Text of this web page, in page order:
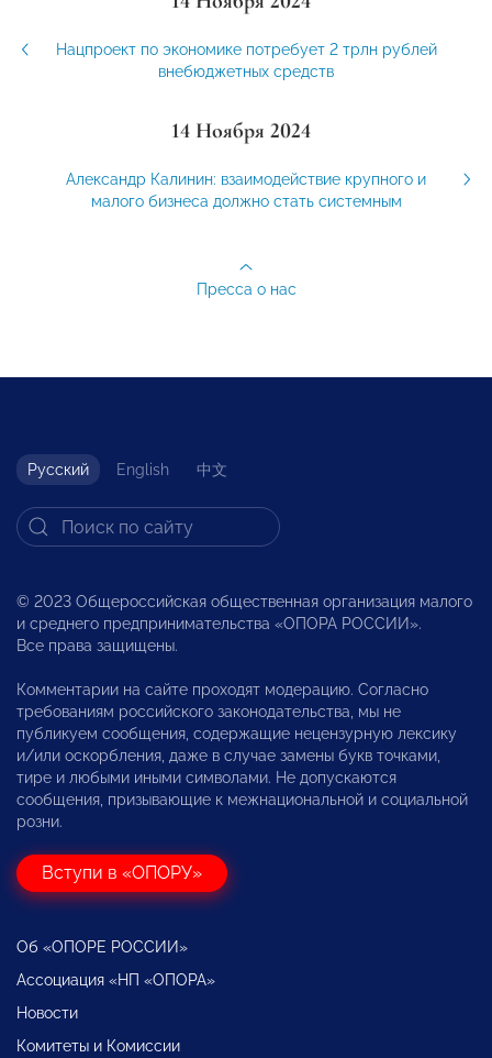
Нацпроект по экономике потребует 2 трлн рублей
внебюджетных средств
14 Ноября 2024
Александр Калинин: взаимодействие крупного и
малого бизнеса должно стать системным
Пресса о нас
Русский English 中文
© 2023 Общероссийская общественная организация малого
и среднего предпринимательства «ОПОРА РОССИИ».
Все права защищены.
Комментарии на сайте проходят модерацию. Согласно
требованиям российского законодательства, мы не
публикуем сообщения, содержащие нецензурную лексику
и/или оскорбления, даже в случае замены букв точками,
тире и любыми иными символами. Не допускаются
сообщения, призывающие к межнациональной и социальной
розни.
Вступи в «ОПОРУ»
Об «ОПОРЕ РОССИИ»
Ассоциация «НП «ОПОРА»
Новости
Комитеты и Комиссии